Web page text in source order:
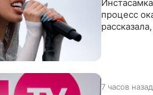
процесс
7 часов назад